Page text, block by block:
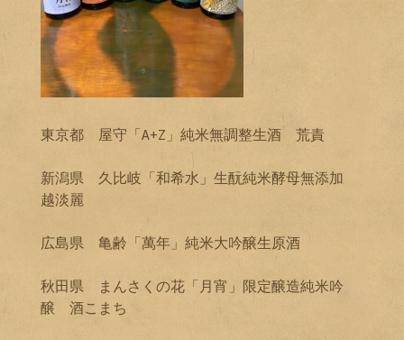
東京都 屋守「A+Z」純米無調整生酒 荒責
新潟県 久比岐「和希水」生酛純米酵母無添加
越淡麗
広島県 亀齢「萬年」純米大吟醸生原酒
秋田県 まんさくの花「月宵」限定醸造純米吟
醸 酒こまち